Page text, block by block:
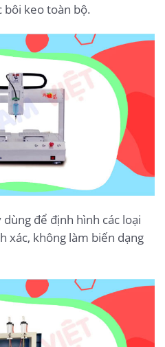
bôi keo toàn bộ.
để định hình các loại
xác, không làm biến dạng